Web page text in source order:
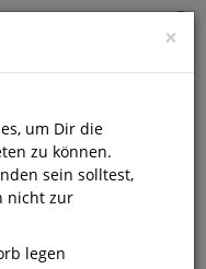
×
um Dir die
zu können.
sein solltest,
nicht zur
legen